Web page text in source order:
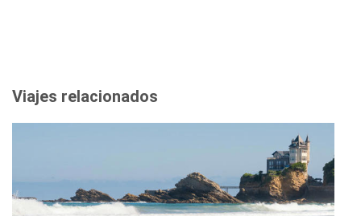
Viajes relacionados